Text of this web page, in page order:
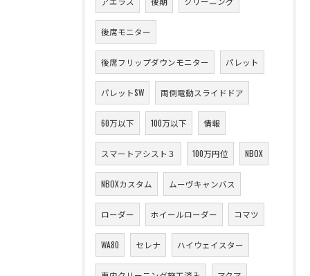
後席モニター
後席フリップダウンモニター パレット
パレットSW 両側電動スライドドア
60万以下 100万以下 情報
スマートアシスト３ 100万円位 NBOX
NBOXカスタム ムーヴキャンバス
ローダー ホイールローダー コマツ
WA80 セレナ ハイウェイスター